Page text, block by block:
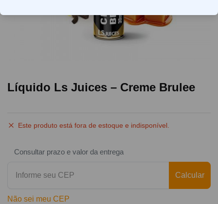
Líquido Ls Juices – Creme Brulee
Este produto está fora de estoque e indisponível.
Consultar prazo e valor da entrega
Calcular
Não sei meu CEP